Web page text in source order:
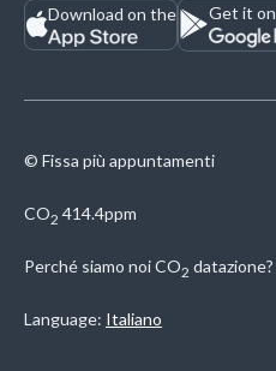
Download on the
Get it on
© Fissa più appuntamenti
CO2 414.4ppm
Perché siamo noiCO2 datazione?
Language: Italiano